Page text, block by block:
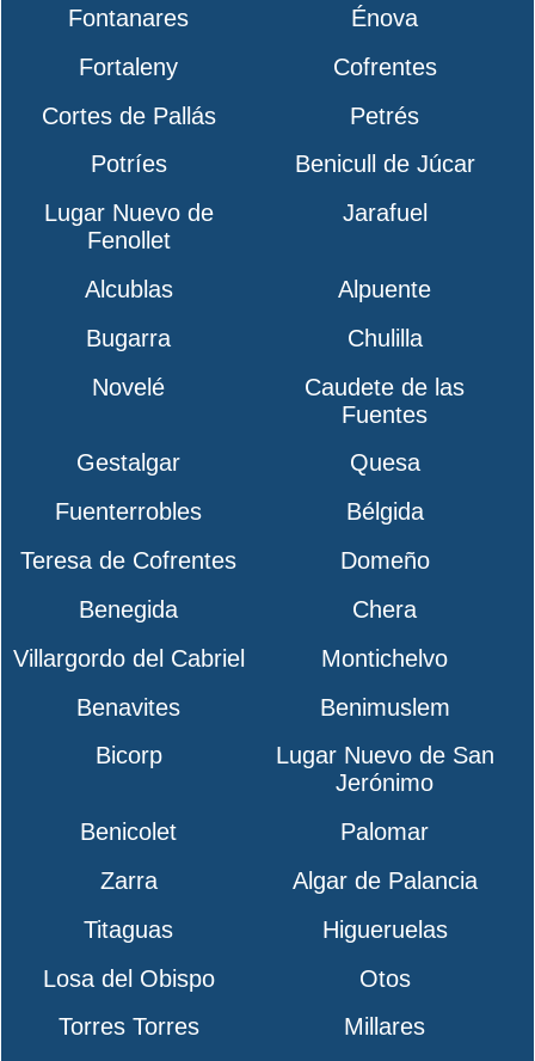
Fontanares
Énova
Fortaleny
Cofrentes
Cortes de Pallás
Petrés
Potríes
Benicull de Júcar
Lugar Nuevo de
Fenollet
Jarafuel
Alcublas
Alpuente
Bugarra
Chulilla
Novelé
Caudete de las
Fuentes
Gestalgar
Quesa
Fuenterrobles
Bélgida
Teresa de Cofrentes
Domeño
Benegida
Chera
Villargordo del Cabriel
Montichelvo
Benavites
Benimuslem
Bicorp
Lugar Nuevo de San
Jerónimo
Benicolet
Palomar
Zarra
Algar de Palancia
Titaguas
Higueruelas
Losa del Obispo
Otos
Torres Torres
Millares